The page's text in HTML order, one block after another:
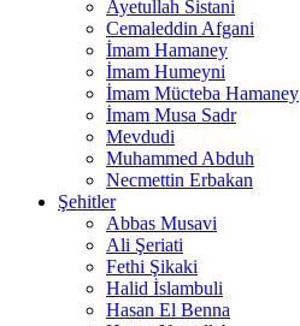
Ayetullah Sistani
Cemaleddin Afgani
İmam Hamaney
İmam Humeyni
İmam Mücteba Hamaney
İmam Musa Sadr
Mevdudi
Muhammed Abduh
Necmettin Erbakan
Şehitler
Abbas Musavi
Ali Şeriati
Fethi Şikaki
Halid İslambuli
Hasan El Benna